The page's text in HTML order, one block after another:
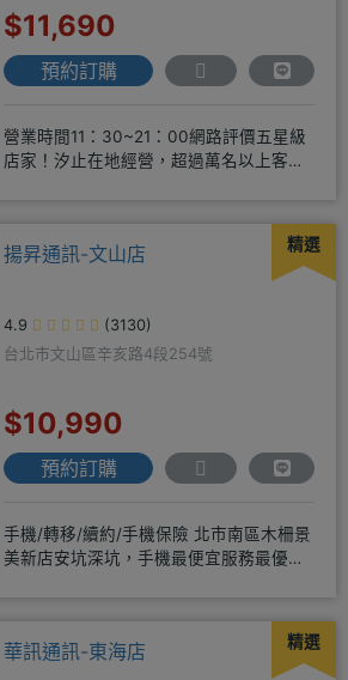
$11,690
預約訂購
營業時間11：30~21：00網路評價五星級
店家！汐止在地經營，超過萬名以上客戶
精選
揚昇通訊-文山店
4.9
(3130)
台北市文山區辛亥路4段254號
$10,990
預約訂購
手機/轉移/續約/手機保險 北市南區木柵景
美新店安坑深坑，手機最便宜服務最優
精選
華訊通訊-東海店